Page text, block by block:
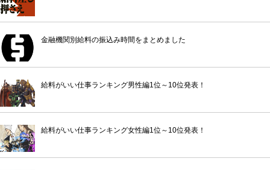
金融機関別給料の振込み時間をまとめました
給料がいい仕事ランキング男性編1位～10位発表！
給料がいい仕事ランキング女性編1位～10位発表！